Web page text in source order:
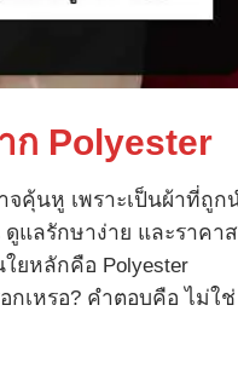
ก Polyester
จคุ้นหู เพราะเป็นผ้าที่ถูก
แลรักษาง่าย และราคา
ยหลักคือ Polyester
กเหรอ? คำตอบคือ ไม่ใช่